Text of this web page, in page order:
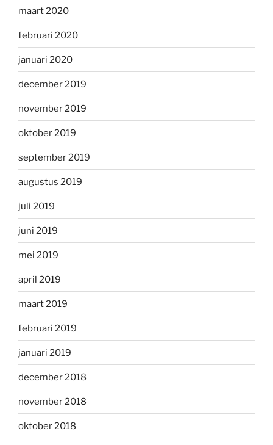
maart 2020
februari 2020
januari 2020
december 2019
november 2019
oktober 2019
september 2019
augustus 2019
juli 2019
juni 2019
mei 2019
april 2019
maart 2019
februari 2019
januari 2019
december 2018
november 2018
oktober 2018